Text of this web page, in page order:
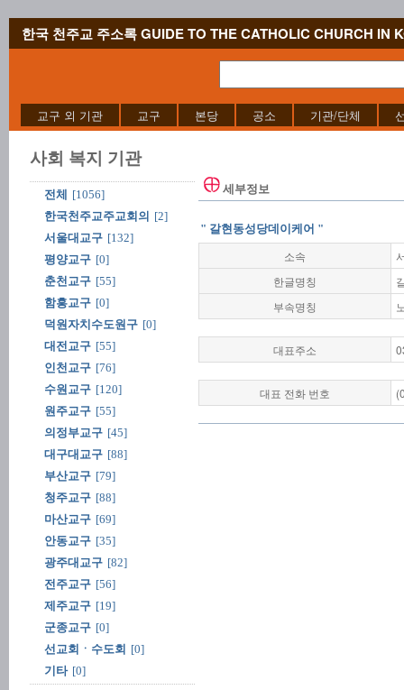
한국 천주교 주소록 GUIDE TO THE CATHOLIC CHURCH IN
교구 외 기관 교구 본당 공소 기관/단체
사회 복지 기관
전체
[1056]
한국천주교주교회의 [2]
서울대교구 [132]
평양교구 [0]
춘천교구 [55]
함흥교구 [0]
덕원자치수도원구 [0]
대전교구 [55]
인천교구 [76]
수원교구 [120]
원주교구 [55]
의정부교구 [45]
대구대교구 [88]
부산교구 [79]
청주교구 [88]
마산교구 [69]
안동교구 [35]
광주대교구 [82]
전주교구 [56]
제주교구 [19]
군종교구 [0]
선교회ㆍ수도회 [0]
기타 [0]
세부정보
" 갈현동성당데이케어 "
소속
한글명칭
부속명칭
대표주소
대표 전화 번호